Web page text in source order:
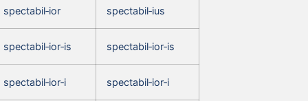
spectabil‑ior spectabil‑ius
spectabil‑ior‑is spectabil‑ior‑is
spectabil‑ior‑i spectabil‑ior‑i